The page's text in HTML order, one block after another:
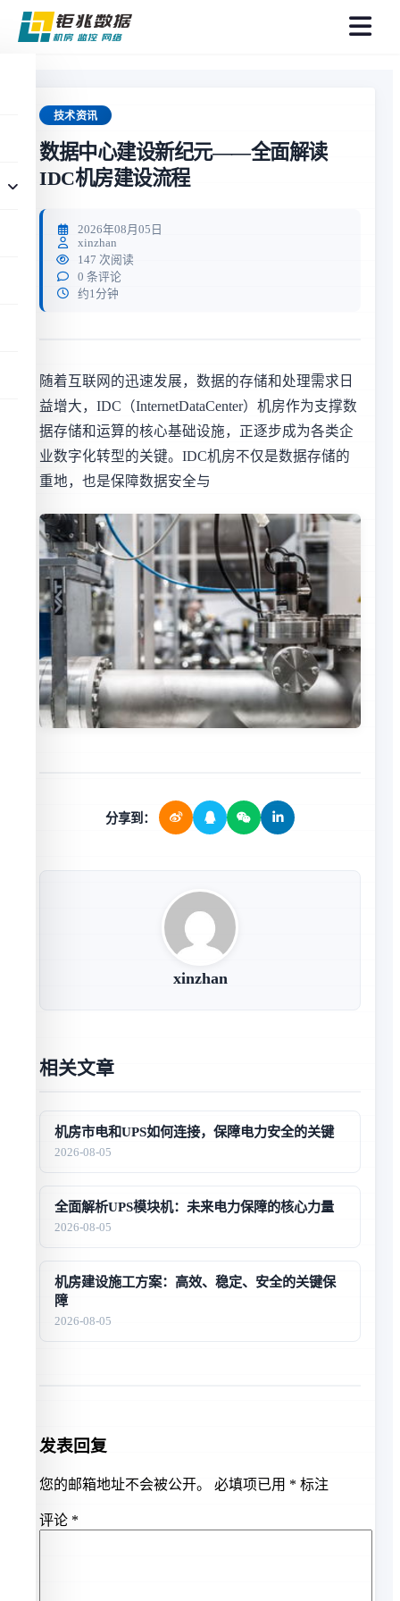
技术资讯
数据中心建设新纪元——全面解读
IDC机房建设流程
2026年08月05日
xinzhan
147 次阅读
0 条评论
约1分钟
随着互联网的迅速发展，数据的存储和处理需求日
益增大，IDC（InternetDataCenter）机房作为支撑数
据存储和运算的核心基础设施，正逐步成为各类企
业数字化转型的关键。IDC机房不仅是数据存储的
重地，也是保障数据安全与
分享到：
xinzhan
相关文章
机房市电和UPS如何连接，保障电力安全的关键
2026-08-05
全面解析UPS模块机：未来电力保障的核心力量
2026-08-05
机房建设施工方案：高效、稳定、安全的关键保
障
2026-08-05
发表回复
您的邮箱地址不会被公开。 必填项已用 * 标注
评论 *